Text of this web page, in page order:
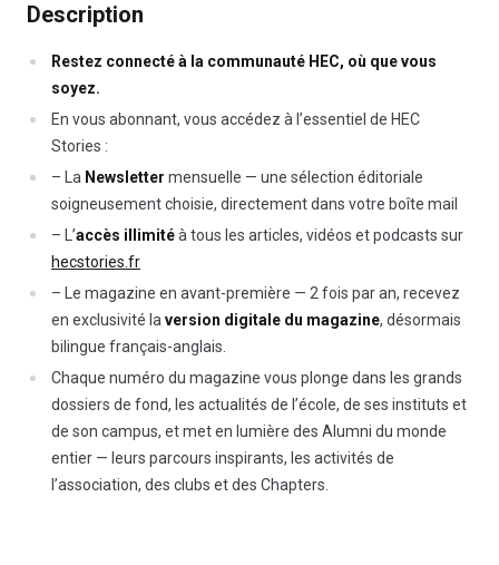
Description
Restez connecté à la communauté HEC, où que vous
soyez.
En vous abonnant, vous accédez à l’essentiel de HEC
Stories :
– La Newsletter mensuelle — une sélection éditoriale
soigneusement choisie, directement dans votre boîte mail
– L’accès illimitéà tous les articles, vidéos et podcasts sur
hecstories.fr
– Le magazine en avant-première — 2 fois par an, recevez
en exclusivité la version digitale du magazine, désormais
bilingue français-anglais.
Chaque numéro du magazine vous plonge dans les grands
dossiers de fond, les actualités de l’école, de ses instituts et
de son campus, et met en lumière des Alumni du monde
entier — leurs parcours inspirants, les activités de
l’association, des clubs et des Chapters.